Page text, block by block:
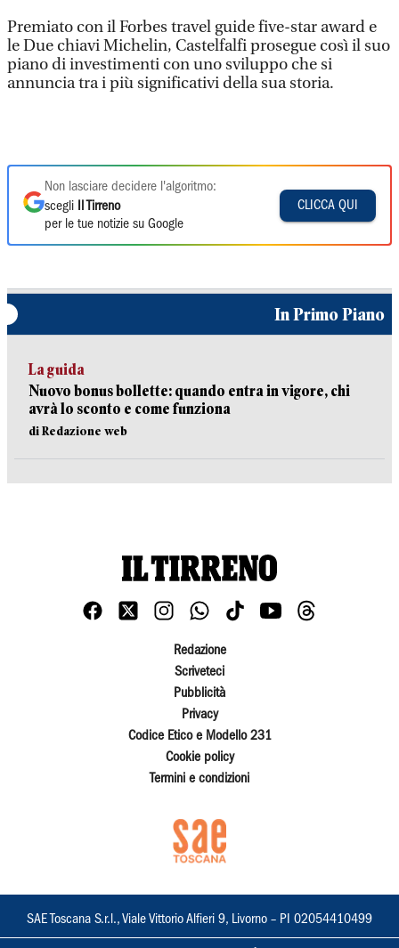
Premiato con il Forbes travel guide five-star award e
le Due chiavi Michelin, Castelfalfi prosegue così il suo
piano di investimenti con uno sviluppo che si
annuncia tra i più significativi della sua storia.
Non lasciare decidere l'algoritmo:
scegli
Il Tirreno
per le tue notizie su Google
CLICCA QUI
In Primo Piano
La guida
Nuovo bonus bollette: quando entra in vigore, chi
avrà lo sconto e come funziona
di Redazione web
Redazione
Scriveteci
Pubblicità
Privacy
Codice Etico e Modello 231
Cookie policy
Termini e condizioni
SAE Toscana S.r.l., Viale Vittorio Alfieri 9, Livorno – PI 02054410499